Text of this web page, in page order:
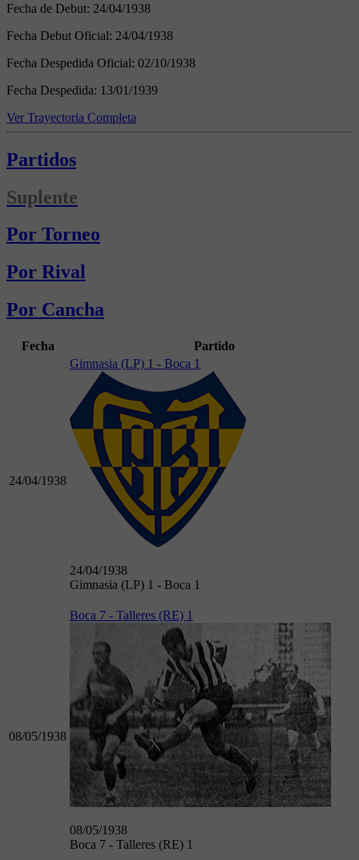
Fecha de Debut: 24/04/1938
Fecha Debut Oficial: 24/04/1938
Fecha Despedida Oficial: 02/10/1938
Fecha Despedida: 13/01/1939
Ver Trayectoria Completa
Partidos
Suplente
Por Torneo
Por Rival
Por Cancha
Fecha Partido
24/04/1938
Gimnasia (LP) 1 - Boca 1
24/04/1938
Gimnasia (LP) 1 - Boca 1
08/05/1938
Boca 7 - Talleres (RE) 1
08/05/1938
Boca 7 - Talleres (RE) 1